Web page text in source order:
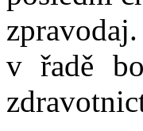
v řadě